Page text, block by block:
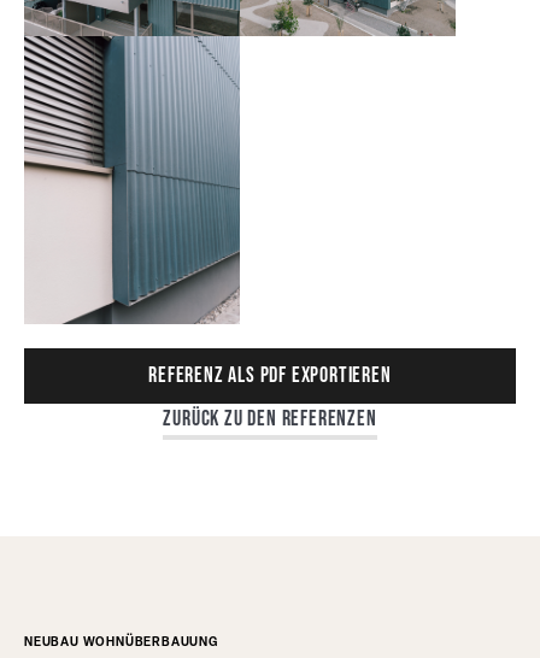
Referenz als PDF exportieren
Zurück zu den Referenzen
NEUBAU WOHNÜBERBAUUNG